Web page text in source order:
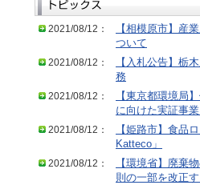
2021/08/12：
【相模原市】産
ついて
2021/08/12：
【入札公告】栃
務
2021/08/12：
【東京都環境局
に向けた実証事
2021/08/12：
【姫路市】食品
Katteco」
2021/08/12：
【環境省】廃棄
則の一部を改正